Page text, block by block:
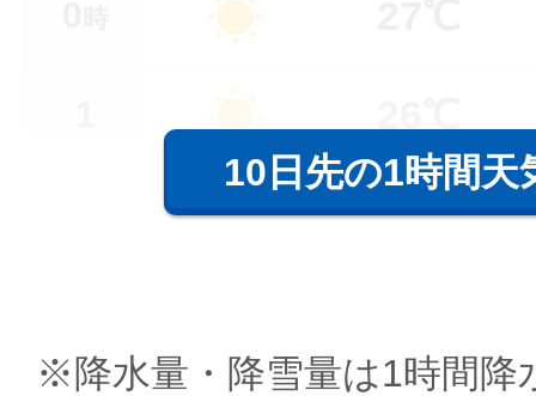
10日先の1時間天
※降水量・降雪量は1時間降